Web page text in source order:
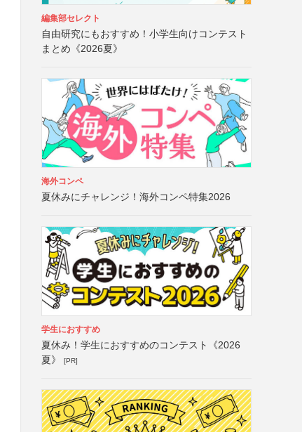
編集部セレクト
自由研究にもおすすめ！小学生向けコンテスト
まとめ《2026夏》
海外コンペ
夏休みにチャレンジ！海外コンペ特集2026
学生におすすめ
夏休み！学生におすすめのコンテスト《2026
夏》
[PR]